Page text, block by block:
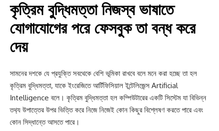
কৃত্রিম বুদ্ধিমত্তা নিজস্ব ভাষাতে
যোগাযোগের পরে ফেসবুক তা বন্ধ করে
দেয়
সামনের দশকে যে প্রযুক্তি সবথেকে বেশি ভূমিকা রাখবে বলে মনে করা হচ্ছে তা হল
কৃত্রিম বুদ্ধিমত্তা, যাকে ইংরেজিতে আর্টিফিসিয়াল ইন্টেলিজেন্স Artificial
Intelligence বলে। কৃত্রিম বুদ্ধিমত্তা হল কম্পিউটারের একটি সিস্টেম যা বিভিন্ন
তথ‍্য উপাত্তের উপর ভিত্তি করে নিজে নিজেই কোন কিছুর বিশ্লেষণ করতে পারে এবং
কোন সিদ্ধান্তে আসতে পারে।